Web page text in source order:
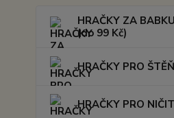
HRAČKY ZA BABKU
(do 99 Kč)
HRAČKY PRO
HRAČKY PRO